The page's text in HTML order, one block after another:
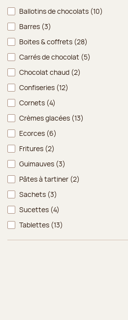
Type de produits
Ballotins de chocolats (10)
Barres (3)
Boites & coffrets (28)
Carrés de chocolat (5)
Chocolat chaud (2)
Confiseries (12)
Cornets (4)
Crèmes glacées (13)
Ecorces (6)
Fritures (2)
Guimauves (3)
Pâtes à tartiner (2)
Sachets (3)
Sucettes (4)
Tablettes (13)